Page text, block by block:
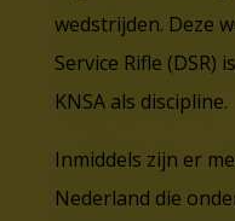
wedstrijden. Deze
Service Rifle (DSR)
KNSA als discipline.
Inmiddels zijn er
Nederland die